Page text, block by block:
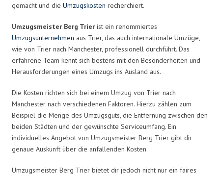
gemacht und die Umzugskosten recherchiert.
Umzugsmeister Berg Trier ist ein renommiertes
Umzugsunternehmen aus Trier, das auch internationale Umzüge,
wie von Trier nach Manchester, professionell durchführt. Das
erfahrene Team kennt sich bestens mit den Besonderheiten und
Herausforderungen eines Umzugs ins Ausland aus.
Die Kosten richten sich bei einem Umzug von Trier nach
Manchester nach verschiedenen Faktoren. Hierzu zählen zum
Beispiel die Menge des Umzugsguts, die Entfernung zwischen den
beiden Städten und der gewünschte Serviceumfang. Ein
individuelles Angebot von Umzugsmeister Berg Trier gibt dir
genaue Auskunft über die anfallenden Kosten.
Umzugsmeister Berg Trier bietet dir jedoch nicht nur ein faires